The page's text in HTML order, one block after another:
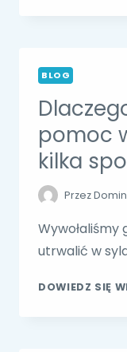
BLOG
pomoc
kilka
Przez
Wywołaliśmy
utrwalić w
DOWIEDZ SIĘ